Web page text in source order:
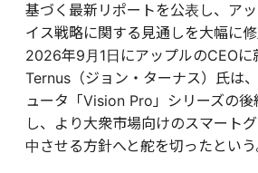
基づく最新リポートを公表し、ア
イス戦略に関する見通しを大幅に
2026年9月1日にアップルのCEO
Ternus（ジョン・ターナス）氏は
ュータ「Vision Pro」シリーズの
し、より大衆市場向けのスマート
中させる方針へと舵を切ったという